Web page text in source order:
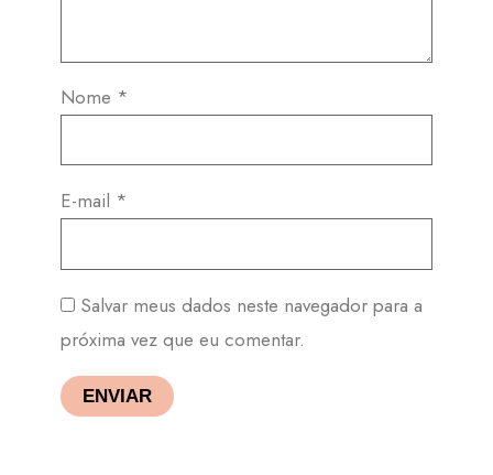
Nome *
E-mail *
Salvar meus dados neste navegador para a
próxima vez que eu comentar.